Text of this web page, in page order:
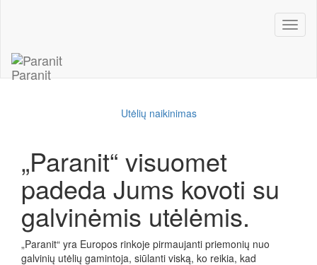
Paranit
Utėlių naikinimas
„Paranit“ visuomet
padeda Jums kovoti su
galvinėmis utėlėmis.
„Paranit“ yra Europos rinkoje pirmaujanti priemonių nuo
galvinių utėlių gamintoja, siūlanti viską, ko reikia, kad